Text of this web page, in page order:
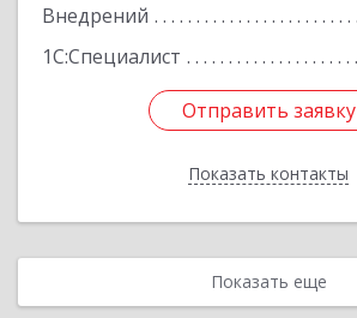
Внедрений
1С:Специалист
Отправить заявку
Показать контакты
Отправить заявку
Назад
Показать еще